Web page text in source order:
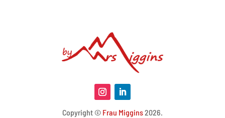
Copyright © Frau Miggins2026.